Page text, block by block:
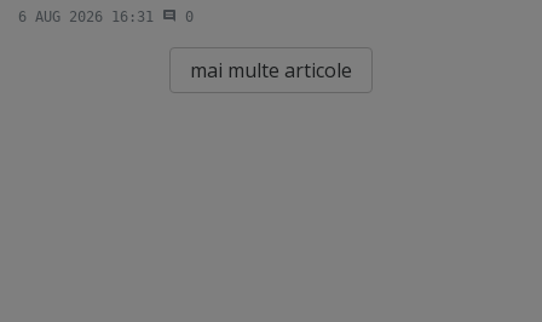
6 AUG 2026 16:31 0
mai multe articole